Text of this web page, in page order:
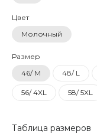
Цвет
Молочный
Размер
46/ M
48/ L
56/ 4XL 58/ 5XL
Таблица размеров